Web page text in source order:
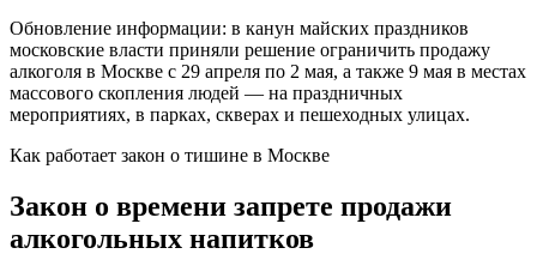
Обновление информации: в канун майских праздников
московские власти приняли решение ограничить продажу
алкоголя в Москве с 29 апреля по 2 мая, а также 9 мая в местах
массового скопления людей — на праздничных
мероприятиях, в парках, скверах и пешеходных улицах.
Как работает закон о тишине в Москве
Закон о времени запрете продажи
алкогольных напитков